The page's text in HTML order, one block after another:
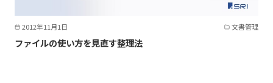
2012年11月1日 文書管理
ファイルの使い方を見直す整理法